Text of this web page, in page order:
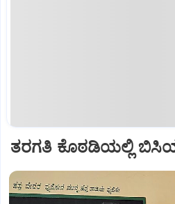
ತರಗತಿ ಕೊಠಡಿಯಲ್ಲಿ